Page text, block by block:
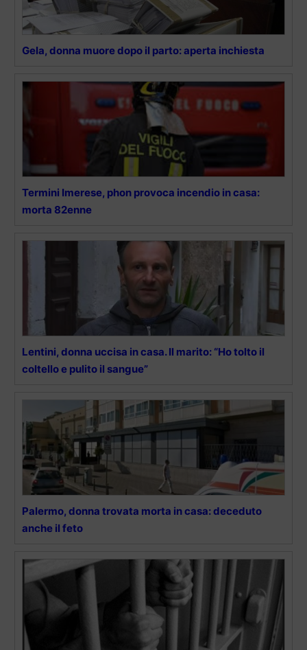
Gela, donna muore dopo il parto: aperta inchiesta
Termini Imerese, phon provoca incendio in casa:
morta 82enne
Lentini, donna uccisa in casa. Il marito: “Ho tolto il
coltello e pulito il sangue”
Palermo, donna trovata morta in casa: deceduto
anche il feto